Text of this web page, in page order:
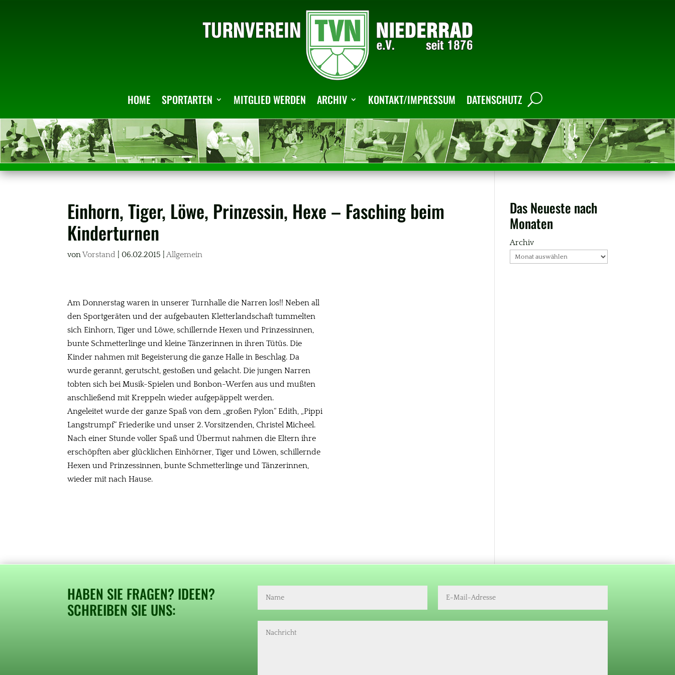
HOME SPORTARTEN MITGLIED WERDEN ARCHIV KONTAKT/IMPRESSUM DATENSCHUTZ
Einhorn, Tiger, Löwe, Prinzessin, Hexe – Fasching beim
Kinderturnen
vonVorstand 06.02.2015 |Allgemein
Am Donnerstag waren in unserer Turnhalle die Narren los!! Neben all
den Sportgeräten und der aufgebauten Kletterlandschaft tummelten
sich Einhorn, Tiger und Löwe, schillernde Hexen und Prinzessinnen,
bunte Schmetterlinge und kleine Tänzerinnen in ihren Tütüs. Die
Kinder nahmen mit Begeisterung die ganze Halle in Beschlag. Da
wurde gerannt, gerutscht, gestoßen und gelacht. Die jungen Narren
tobten sich bei Musik-Spielen und Bonbon-Werfen aus und mußten
anschließend mit Kreppeln wieder aufgepäppelt werden.
Angeleitet wurde der ganze Spaß von dem „großen Pylon“ Edith, „Pippi
Langstrumpf“ Friederike und unser 2. Vorsitzenden, Christel Micheel.
Nach einer Stunde voller Spaß und Übermut nahmen die Eltern ihre
erschöpften aber glücklichen Einhörner, Tiger und Löwen, schillernde
Hexen und Prinzessinnen, bunte Schmetterlinge und Tänzerinnen,
wieder mit nach Hause.
Das Neueste nach
Monaten
Archiv
HABEN SIE FRAGEN? IDEEN?
SCHREIBEN SIE UNS: